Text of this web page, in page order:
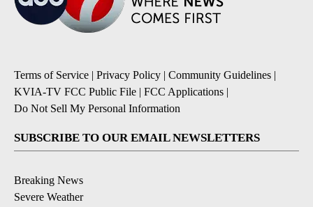
Terms of Service | Privacy Policy | Community Guidelines |
KVIA-TV FCC Public File | FCC Applications |
Do Not Sell My Personal Information
SUBSCRIBE TO OUR EMAIL NEWSLETTERS
Breaking News
Severe Weather